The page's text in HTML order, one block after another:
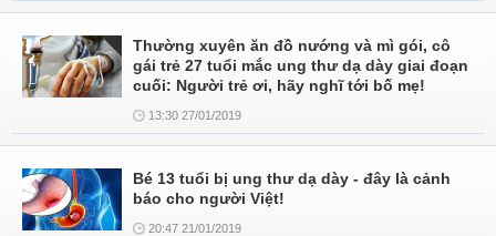
Thường xuyên ăn đồ nướng và mì gói, cô
gái trẻ 27 tuổi mắc ung thư dạ dày giai đoạn
cuối: Người trẻ ơi, hãy nghĩ tới bố mẹ!
13:30 27/01/2019
Bé 13 tuổi bị ung thư dạ dày - đây là cảnh
báo cho người Việt!
20:47 21/01/2019